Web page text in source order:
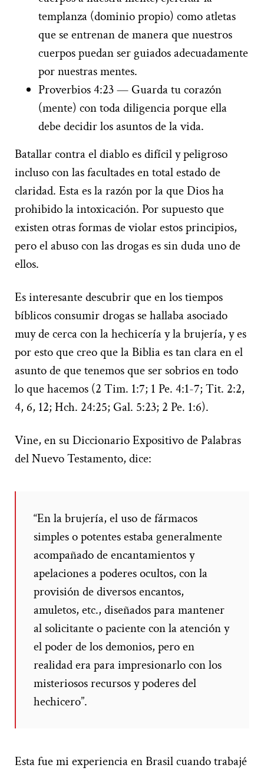
templanza (dominio propio) como atletas
que se entrenan de manera que nuestros
cuerpos puedan ser guiados adecuadamente
por nuestras mentes.
Proverbios 4:23 — Guarda tu corazón
(mente) con toda diligencia porque ella
debe decidir los asuntos de la vida.
Batallar contra el diablo es difícil y peligroso
incluso con las facultades en total estado de
claridad. Esta es la razón por la que Dios ha
prohibido la intoxicación. Por supuesto que
existen otras formas de violar estos principios,
pero el abuso con las drogas es sin duda uno de
ellos.
Es interesante descubrir que en los tiempos
bíblicos consumir drogas se hallaba asociado
muy de cerca con la hechicería y la brujería, y es
por esto que creo que la Biblia es tan clara en el
asunto de que tenemos que ser sobrios en todo
lo que hacemos (2 Tim. 1:7; 1 Pe. 4:1-7; Tit. 2:2,
4, 6, 12; Hch. 24:25; Gal. 5:23; 2 Pe. 1:6).
Vine, en su Diccionario Expositivo de Palabras
del Nuevo Testamento, dice:
“En la brujería, el uso de fármacos
simples o potentes estaba generalmente
acompañado de encantamientos y
apelaciones a poderes ocultos, con la
provisión de diversos encantos,
amuletos, etc., diseñados para mantener
al solicitante o paciente con la atención y
el poder de los demonios, pero en
realidad era para impresionarlo con los
misteriosos recursos y poderes del
hechicero”.
Esta fue mi experiencia en Brasil cuando trabajé